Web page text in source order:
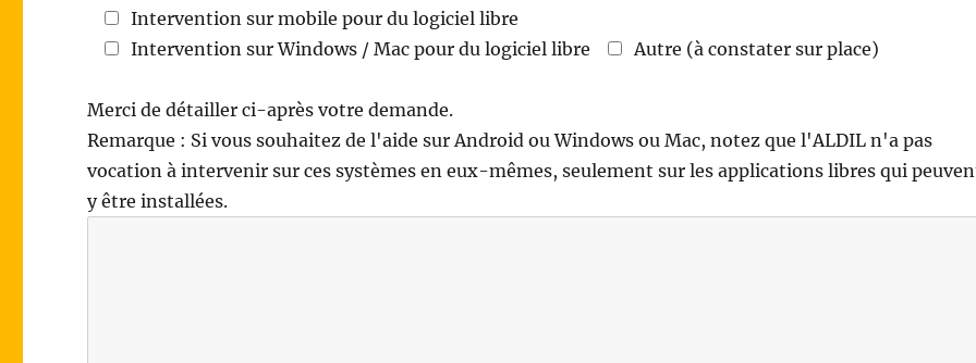
Intervention sur mobile pour du logiciel libre
Intervention sur Windows / Mac pour du logiciel libre
Autre (à constater sur place)
Merci de détailler ci-après votre demande.
Remarque : Si vous souhaitez de l'aide sur Android ou Windows ou Mac, notez que l'ALDIL n'a pas
vocation à intervenir sur ces systèmes en eux-mêmes, seulement sur les applications libres qui
y être installées.